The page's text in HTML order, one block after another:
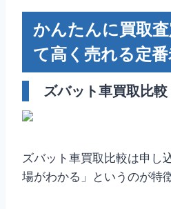
かんたんに買取
て高く売れる定
ズバット車買取比較
ズバット車買取比較は申し
場がわかる」というのが特